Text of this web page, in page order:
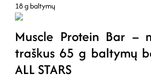
18 g baltymų
Muscle Protein Bar –
traškus 65 g baltymų
ALL STARS